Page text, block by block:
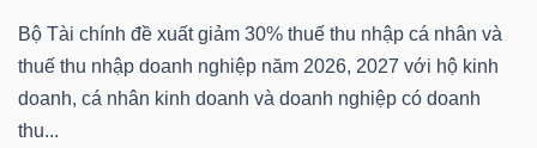
Bộ Tài chính đề xuất giảm 30% thuế thu nhập cá nhân và
thuế thu nhập doanh nghiệp năm 2026, 2027 với hộ kinh
doanh, cá nhân kinh doanh và doanh nghiệp có doanh
thu...